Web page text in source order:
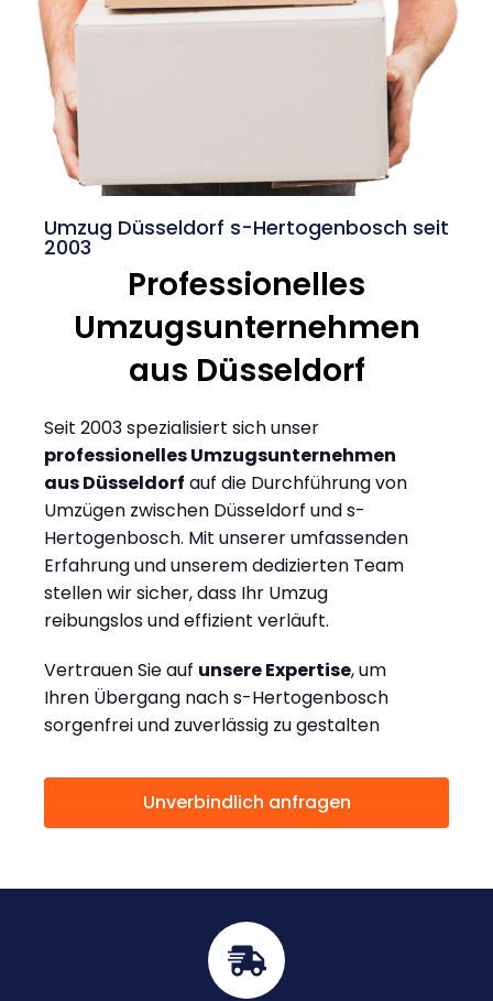
Umzug Düsseldorf s-Hertogenbosch seit
2003
Professionelles
Umzugsunternehmen
aus Düsseldorf
Seit 2003 spezialisiert sich unser
professionelles Umzugsunternehmen
aus Düsseldorf auf die Durchführung von
Umzügen zwischen Düsseldorf und s-
Hertogenbosch. Mit unserer umfassenden
Erfahrung und unserem dedizierten Team
stellen wir sicher, dass Ihr Umzug
reibungslos und effizient verläuft.
Vertrauen Sie auf unsere Expertise, um
Ihren Übergang nach s-Hertogenbosch
sorgenfrei und zuverlässig zu gestalten
Unverbindlich anfragen